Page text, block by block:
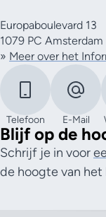
Europaboulevard 13
1079 PC Amsterdam
» Meer over het
Telefoon E-Mail
Blijf op de
Schrijf je in voor
de hoogte van het